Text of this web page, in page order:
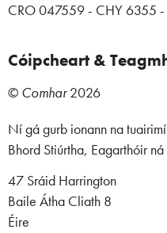
CRO 047559 - CHY 6355
Cóipcheart &
© Comhar2026
Ní gá gurb ionann na
Bhord Stiúrtha, Eagarthóir
47 Sráid Harrington
Baile Átha Cliath 8
Éire